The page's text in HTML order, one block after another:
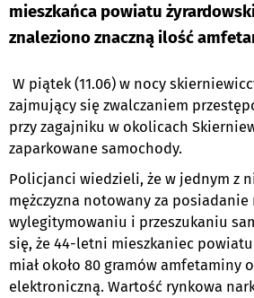
mieszkańca powiatu
znaleziono znaczną ilość
W piątek (11.06) w nocy
zajmujący się zwalczaniem
przy zagajniku w okolicach
zaparkowane samochody.
Policjanci wiedzieli, że w jednym z
mężczyzna notowany za
wylegitymowaniu i przeszukaniu
się, że 44-letni mieszkaniec
miał około 80 gramów amfetaminy
elektroniczną. Wartość rynkowa